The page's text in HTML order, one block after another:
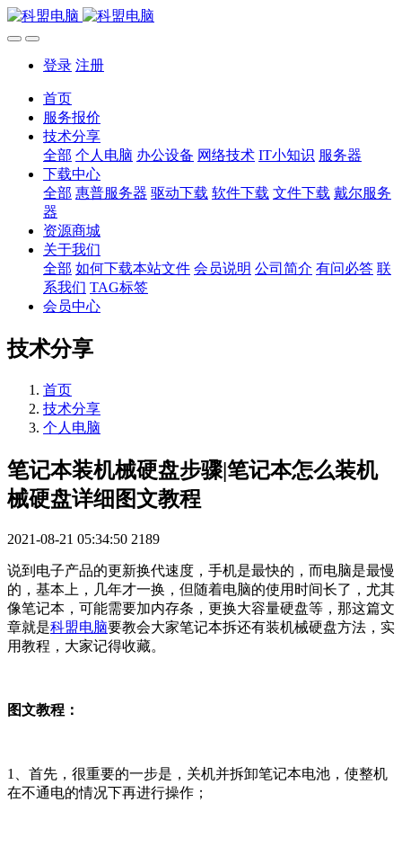
登录 注册
首页
服务报价
技术分享
全部 个人电脑 办公设备 网络技术 IT小知识 服务器
下载中心
全部 惠普服务器 驱动下载 软件下载 文件下载 戴尔服务
器
资源商城
关于我们
全部 如何下载本站文件 会员说明 公司简介 有问必答 联
系我们 TAG标签
会员中心
技术分享
首页
技术分享
个人电脑
笔记本装机械硬盘步骤|笔记本怎么装机
械硬盘详细图文教程
2021-08-21 05:34:50 2189
说到电子产品的更新换代速度，手机是最快的，而电脑是最慢
的，基本上，几年才一换，但随着电脑的使用时间长了，尤其
像笔记本，可能需要加内存条，更换大容量硬盘等，那这篇文
章就是科盟电脑要教会大家笔记本拆还有装机械硬盘方法，实
用教程，大家记得收藏。
图文教程：
1、首先，很重要的一步是，关机并拆卸笔记本电池，使整机
在不通电的情况下再进行操作；